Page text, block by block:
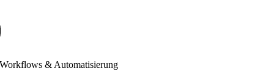
Workflows & Automatisierung